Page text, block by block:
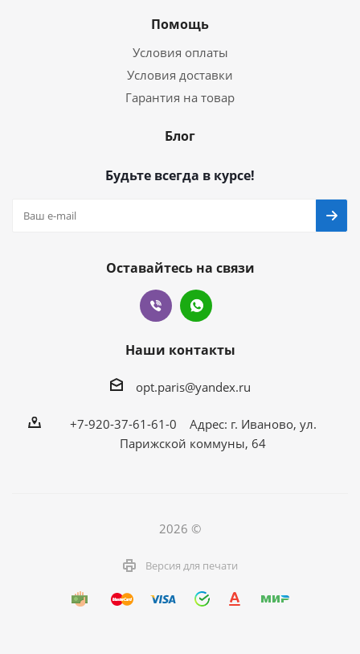
Помощь
Условия оплаты
Условия доставки
Гарантия на товар
Блог
Будьте всегда в курсе!
Оставайтесь на связи
Наши контакты
opt.paris@yandex.ru
+7-920-37-61-61-0 Адрес: г. Иваново, ул.
Парижской коммуны, 64
2026 ©
Версия для печати